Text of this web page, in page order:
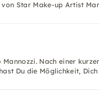
Star Make-up Artist
Nach einer
Du die Möglichkeit, Dich